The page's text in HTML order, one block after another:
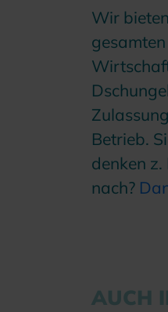
Wir
Betrieb.
denken
nach?
AUCH